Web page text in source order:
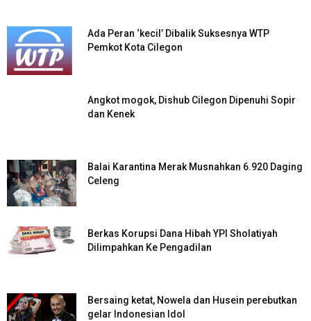
Ada Peran ‘kecil’ Dibalik Suksesnya WTP
Pemkot Kota Cilegon
Angkot mogok, Dishub Cilegon Dipenuhi Sopir
dan Kenek
Balai Karantina Merak Musnahkan 6.920 Daging
Celeng
Berkas Korupsi Dana Hibah YPI Sholatiyah
Dilimpahkan Ke Pengadilan
Bersaing ketat, Nowela dan Husein perebutkan
gelar Indonesian Idol